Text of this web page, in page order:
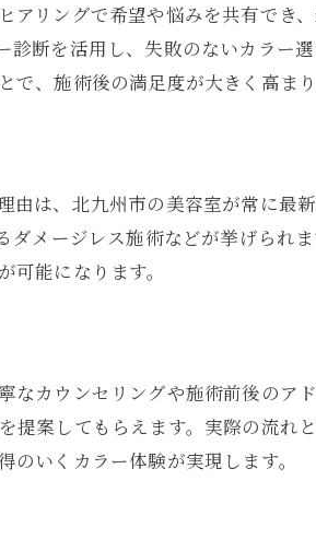
ンプー選び
艶感持続
方
ける
診断の流れ
つける方法
リングで希望や悩みを共有でき
断を活用し、失敗のないカラー
、施術後の満足度が大きく高まり
由は、北九州市の美容室が常に最
メージレス施術などが挙げられ
能になります。
カウンセリングや施術前後のアド
案してもらえます。実際の流れ
いくカラー体験が実現します。